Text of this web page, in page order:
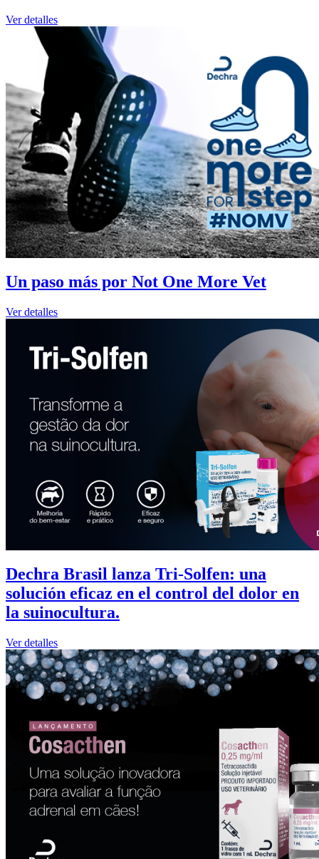
Ver detalles
Un paso más por Not One More Vet
Ver detalles
Dechra Brasil lanza Tri-Solfen: una
solución eficaz en el control del dolor en
la suinocultura.
Ver detalles